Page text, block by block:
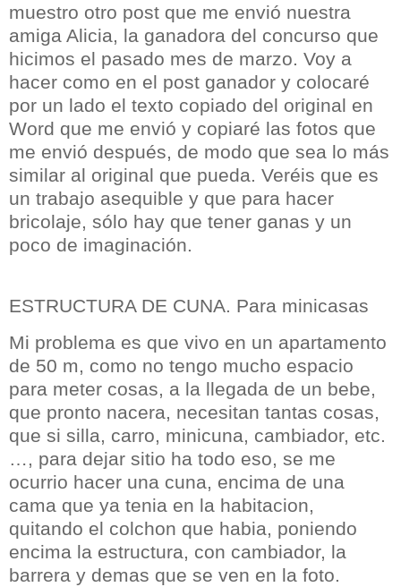
muestro otro post que me envió nuestra
amiga Alicia, la ganadora del concurso que
hicimos el pasado mes de marzo. Voy a
hacer como en el post ganador y colocaré
por un lado el texto copiado del original en
Word que me envió y copiaré las fotos que
me envió después, de modo que sea lo más
similar al original que pueda. Veréis que es
un trabajo asequible y que para hacer
bricolaje, sólo hay que tener ganas y un
poco de imaginación.
ESTRUCTURA DE CUNA. Para minicasas
Mi problema es que vivo en un apartamento
de 50 m, como no tengo mucho espacio
para meter cosas, a la llegada de un bebe,
que pronto nacera, necesitan tantas cosas,
que si silla, carro, minicuna, cambiador, etc.
…, para dejar sitio ha todo eso, se me
ocurrio hacer una cuna, encima de una
cama que ya tenia en la habitacion,
quitando el colchon que habia, poniendo
encima la estructura, con cambiador, la
barrera y demas que se ven en la foto.